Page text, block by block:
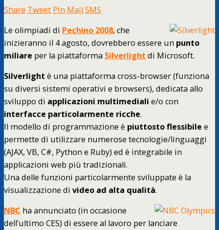
Share Tweet Pin Mail SMS
Le olimpiadi di Pechino 2008, che
inizieranno il 4 agosto, dovrebbero essere un punto
miliare per la piattaforma Silverlight di Microsoft.
Silverlight è una piattaforma cross-browser (funziona
su diversi sistemi operativi e browsers), dedicata allo
sviluppo di applicazioni multimediali e/o con
interfacce particolarmente ricche.
Il modello di programmazione è piuttosto flessibile e
permette di utilizzare numerose tecnologie/linguaggi
(AJAX, VB, C#, Python e Ruby) ed è integrabile in
applicazioni web più tradizionali.
Una delle funzioni particolarmente sviluppate è la
visualizzazione di video ad alta qualità.
NBC ha annunciato (in occasione
dell’ultimo CES) di essere al lavoro per lanciare